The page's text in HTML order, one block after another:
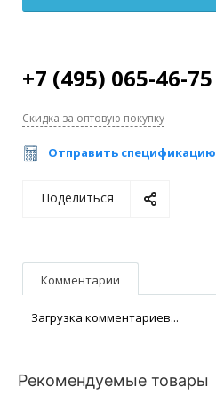
+7 (495) 065-46-75
Скидка за оптовую покупку
Отправить спецификацию
Поделиться
Комментарии
Загрузка комментариев...
Рекомендуемые товары